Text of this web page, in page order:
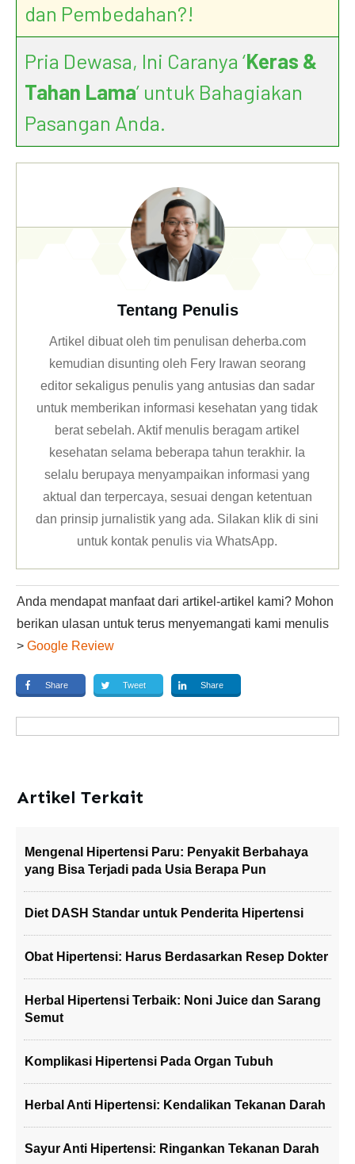
dan Pembedahan?!
Pria Dewasa, Ini Caranya ‘Keras &
Tahan Lama’ untuk Bahagiakan
Pasangan Anda.
Tentang Penulis
Artikel dibuat oleh tim penulisan deherba.com
kemudian disunting oleh Fery Irawan seorang
editor sekaligus penulis yang antusias dan sadar
untuk memberikan informasi kesehatan yang tidak
berat sebelah. Aktif menulis beragam artikel
kesehatan selama beberapa tahun terakhir. Ia
selalu berupaya menyampaikan informasi yang
aktual dan terpercaya, sesuai dengan ketentuan
dan prinsip jurnalistik yang ada. Silakan klikdi sini
untuk kontak penulis via WhatsApp.
Anda mendapat manfaat dari artikel-artikel kami? Mohon
berikan ulasan untuk terus menyemangati kami menulis
> Google Review
Share Tweet Share
Artikel Terkait
Mengenal Hipertensi Paru: Penyakit Berbahaya
yang Bisa Terjadi pada Usia Berapa Pun
Diet DASH Standar untuk Penderita Hipertensi
Obat Hipertensi: Harus Berdasarkan Resep Dokter
Herbal Hipertensi Terbaik: Noni Juice dan Sarang
Semut
Komplikasi Hipertensi Pada Organ Tubuh
Herbal Anti Hipertensi: Kendalikan Tekanan Darah
Sayur Anti Hipertensi: Ringankan Tekanan Darah